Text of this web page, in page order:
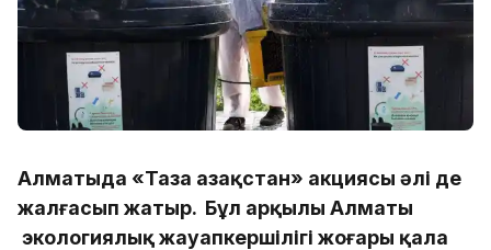
Алматыда «Таза Қазақстан» акциясы әлі де
жалғасып жатыр. Бұл арқылы Алматы
экологиялық жауапкершілігі жоғары қала